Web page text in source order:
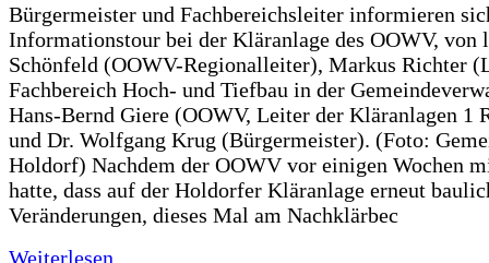
Bürgermeister und Fachbereichsleiter informieren
Informationstour bei der Kläranlage des OOWV, von
Schönfeld (OOWV-Regionalleiter), Markus Richter
Fachbereich Hoch- und Tiefbau in der
Hans-Bernd Giere (OOWV, Leiter der Kläranlagen 1
und Dr. Wolfgang Krug (Bürgermeister). (Foto:
Holdorf) Nachdem der OOWV vor einigen Wochen
hatte, dass auf der Holdorfer Kläranlage erneut
Veränderungen, dieses Mal am Nachklärbec
Weiterlesen